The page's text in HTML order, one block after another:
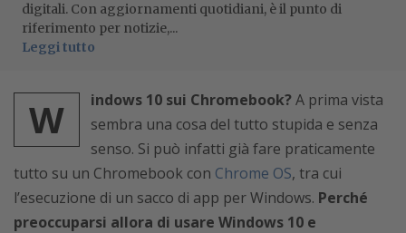
digitali. Con aggiornamenti quotidiani, è il punto di
riferimento per notizie,...
Leggi tutto
W indows 10 sui Chromebook?A prima vista
sembra una cosa del tutto stupida e senza
senso. Si può infatti già fare praticamente
tutto su un Chromebook con Chrome OS, tra cui
l’esecuzione di un sacco di app per Windows. Perché
preoccuparsi allora di usare Windows 10 e